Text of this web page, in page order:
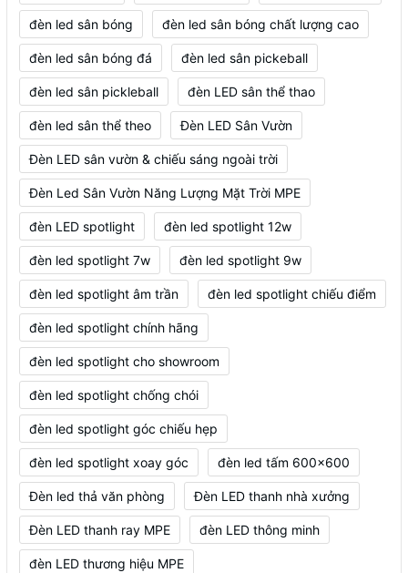
đèn led sân bóng đèn led sân bóng chất lượng cao
đèn led sân bóng đá đèn led sân pickeball
đèn led sân pickleball đèn LED sân thể thao
đèn led sân thể theo Đèn LED Sân Vườn
Đèn LED sân vườn & chiếu sáng ngoài trời
Đèn Led Sân Vườn Năng Lượng Mặt Trời MPE
đèn LED spotlight đèn led spotlight 12w
đèn led spotlight 7w đèn led spotlight 9w
đèn led spotlight âm trần đèn led spotlight chiếu điểm
đèn led spotlight chính hãng
đèn led spotlight cho showroom
đèn led spotlight chống chói
đèn led spotlight góc chiếu hẹp
đèn led spotlight xoay góc đèn led tấm 600x600
Đèn led thả văn phòng Đèn LED thanh nhà xưởng
Đèn LED thanh ray MPE đèn LED thông minh
đèn LED thương hiệu MPE